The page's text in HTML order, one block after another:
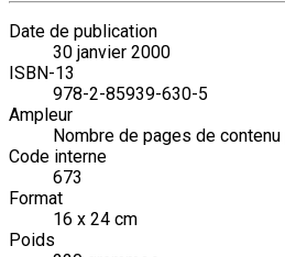
Date de publication
30 janvier 2000
ISBN-13
978-2-85939-630-5
Ampleur
Nombre de pages de
Code interne
673
Format
16 x 24 cm
Poids